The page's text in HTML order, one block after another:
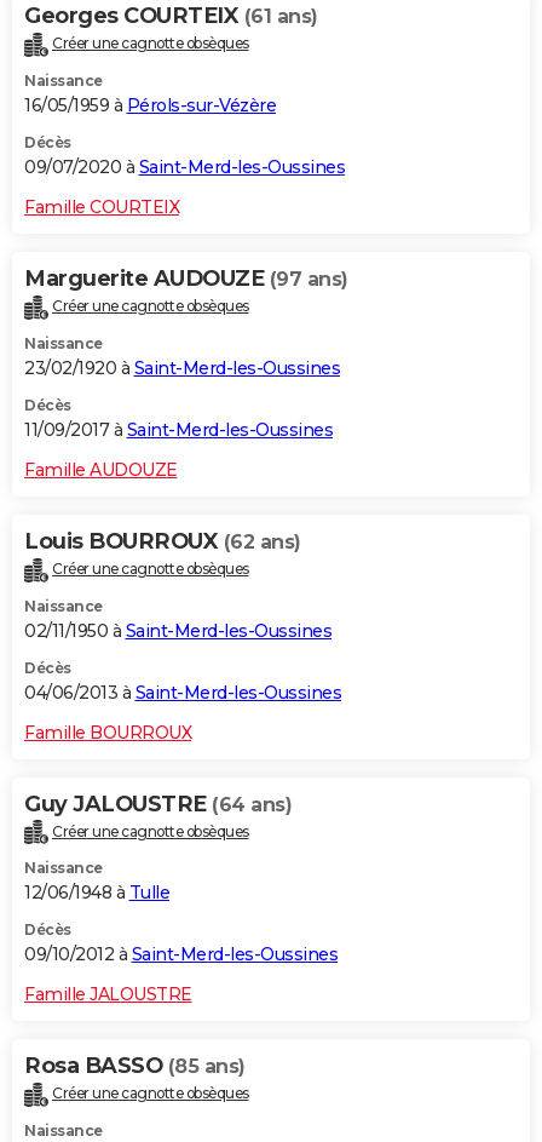
Dictionnaire
Biographies
Citations
Expressions
Proverbes
PROGRAMME TV
COPAINS D'AVANT
S'inscrire
Se connecter
Lycées
Collèges
Primaires
Universités
Entreprises
Service militaire
Avis de recherche
AVIS DE DÉCÈS
Georges COURTEIX (61 ans)
Créer une cagnotte obsèques
Naissance
16/05/1959 à Pérols-sur-Vézère
Décès
09/07/2020 à Saint-Merd-les-Oussines
Famille COURTEIX
Marguerite AUDOUZE (97 ans)
Créer une cagnotte obsèques
Naissance
23/02/1920 à Saint-Merd-les-Oussines
Décès
11/09/2017 à Saint-Merd-les-Oussines
Famille AUDOUZE
Louis BOURROUX (62 ans)
Créer une cagnotte obsèques
Naissance
02/11/1950 à Saint-Merd-les-Oussines
Décès
04/06/2013 à Saint-Merd-les-Oussines
Famille BOURROUX
Guy JALOUSTRE (64 ans)
Créer une cagnotte obsèques
Naissance
12/06/1948 à Tulle
Décès
09/10/2012 à Saint-Merd-les-Oussines
Famille JALOUSTRE
Rosa BASSO (85 ans)
Créer une cagnotte obsèques
Naissance